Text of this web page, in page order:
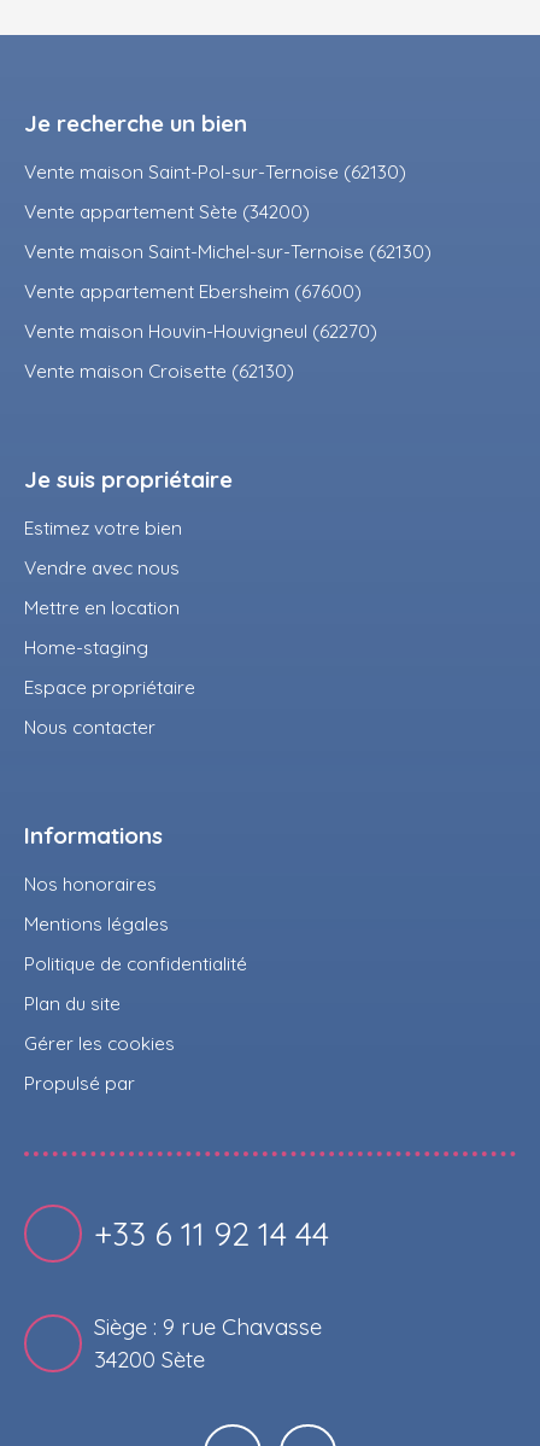
Je recherche un bien
Vente maison Saint-Pol-sur-Ternoise (62130)
Vente appartement Sète (34200)
Vente maison Saint-Michel-sur-Ternoise (62130)
Vente appartement Ebersheim (67600)
Vente maison Houvin-Houvigneul (62270)
Vente maison Croisette (62130)
Je suis propriétaire
Estimez votre bien
Vendre avec nous
Mettre en location
Home-staging
Espace propriétaire
Nous contacter
Informations
Nos honoraires
Mentions légales
Politique de confidentialité
Plan du site
Gérer les cookies
Propulsé par
+33 6 11 92 14 44
Siège : 9 rue Chavasse
34200 Sète